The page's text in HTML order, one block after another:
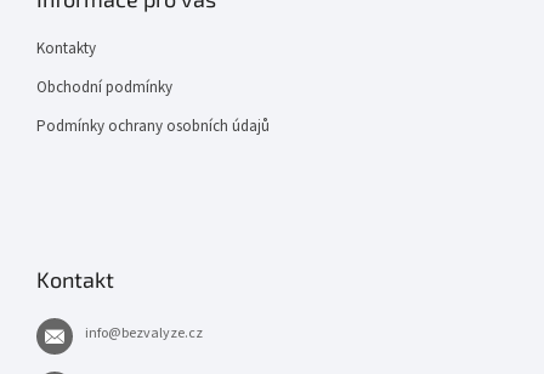
Kontakty
Obchodní podmínky
Podmínky ochrany osobních údajů
Kontakt
info@bezvalyze.cz